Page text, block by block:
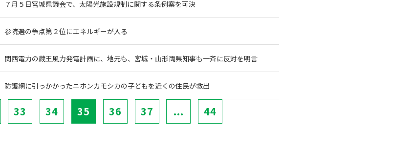
７月５日宮城県議会で、太陽光施設規制に関する条例案を可決
参院選の争点第２位にエネルギーが入る
関西電力の蔵王風力発電計画に、地元も、宮城・山形両県知事も一斉に反対を明言
防護網に引っかかったニホンカモシカの子どもを近くの住民が救出
33 34 35 36 37 ... 44